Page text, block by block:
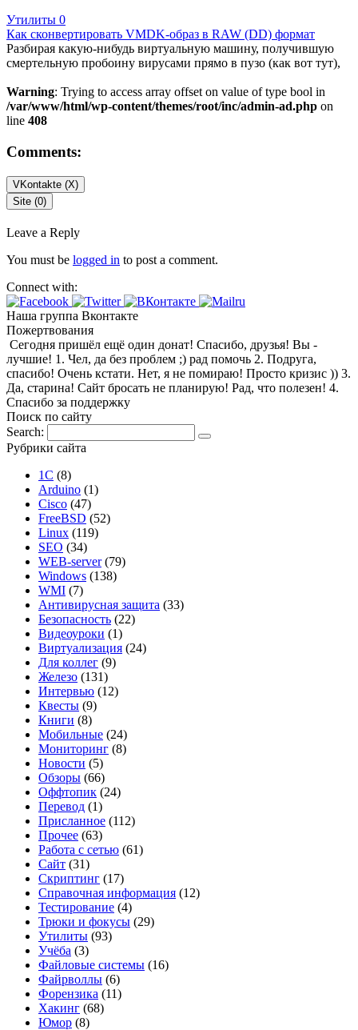
Утилиты 0
Как сконвертировать VMDK-образ в RAW (DD) формат
Разбирая какую-нибудь виртуальную машину, получившую
смертельную пробоину вирусами прямо в пузо (как вот тут),
Warning: Trying to access array offset on value of type bool in
/var/www/html/wp-content/themes/root/inc/admin-ad.php on
line 408
Comments:
VKontakte (X)
Site (0)
Leave a Reply
You must be logged in to post a comment.
Connect with:
Наша группа Вконтакте
Пожертвования
Сегодня пришёл ещё один донат! Спасибо, друзья! Вы -
лучшие! 1. Чел, да без проблем ;) рад помочь 2. Подруга,
спасибо! Очень кстати. Нет, я не помираю! Просто кризис )) 3.
Да, старина! Сайт бросать не планирую! Рад, что полезен! 4.
Спасибо за поддержку
Поиск по сайту
Search:
Рубрики сайта
1С (8)
Arduino (1)
Cisco (47)
FreeBSD (52)
Linux (119)
SEO (34)
WEB-server(79)
Windows (138)
WMI (7)
Антивирусная защита (33)
Безопасность (22)
Видеоуроки (1)
Виртуализация (24)
Для коллег (9)
Железо (131)
Интервью (12)
Квесты (9)
Книги (8)
Мобильные (24)
Мониторинг (8)
Новости (5)
Обзоры (66)
Оффтопик (24)
Перевод (1)
Присланное (112)
Прочее (63)
Работа с сетью (61)
Сайт (31)
Скриптинг (17)
Справочная информация (12)
Тестирование (4)
Трюки и фокусы (29)
Утилиты (93)
Учёба (3)
Файловые системы (16)
Файрволлы (6)
Форензика (11)
Хакинг (68)
Юмор (8)